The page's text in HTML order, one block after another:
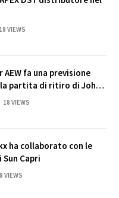
18 VIEWS
AEW fa una previsione
partita di ritiro di John
18 VIEWS
ha collaborato con le
Capri
VIEWS